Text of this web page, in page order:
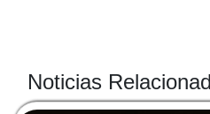
Noticias